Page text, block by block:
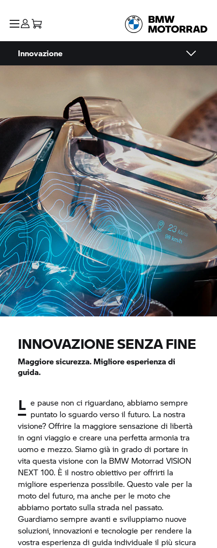
Innovazione
INNOVAZIONE SENZA FINE
Maggiore sicurezza. Migliore esperienza di
guida.
L e pause non ci riguardano, abbiamo sempre
puntato lo sguardo verso il futuro. La nostra
visione? Offrire la maggiore sensazione di libertà
in ogni viaggio e creare una perfetta armonia tra
uomo e mezzo. Siamo già in grado di portare in
vita questa visione con la BMW Motorrad VISION
NEXT 100. È il nostro obiettivo per offrirti la
migliore esperienza possibile. Questo vale per la
moto del futuro, ma anche per le moto che
abbiamo portato sulla strada nel passato.
Guardiamo sempre avanti e sviluppiamo nuove
soluzioni, innovazioni e tecnologie per rendere la
vostra esperienza di guida individuale il più sicura